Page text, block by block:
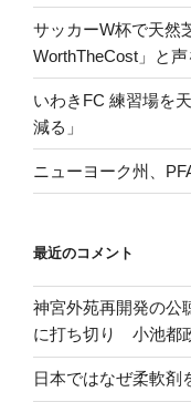
サッカーW杯で天然
WorthTheCost」と声
いわきFC 練習場を
減る」
ニューヨーク州、
最近のコメント
神宮外苑再開発の公
に打ち切り 小池都
日本ではなぜ柔軟剤